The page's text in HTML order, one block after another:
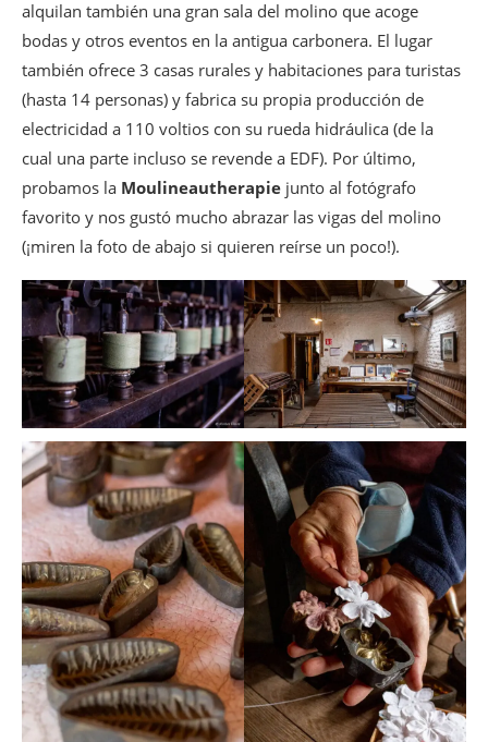
alquilan también una gran sala del molino que acoge
bodas y otros eventos en la antigua carbonera. El lugar
también ofrece 3 casas rurales y habitaciones para turistas
(hasta 14 personas) y fabrica su propia producción de
electricidad a 110 voltios con su rueda hidráulica (de la
cual una parte incluso se revende a EDF). Por último,
probamos la Moulineautherapie junto al fotógrafo
favorito y nos gustó mucho abrazar las vigas del molino
(¡miren la foto de abajo si quieren reírse un poco!).